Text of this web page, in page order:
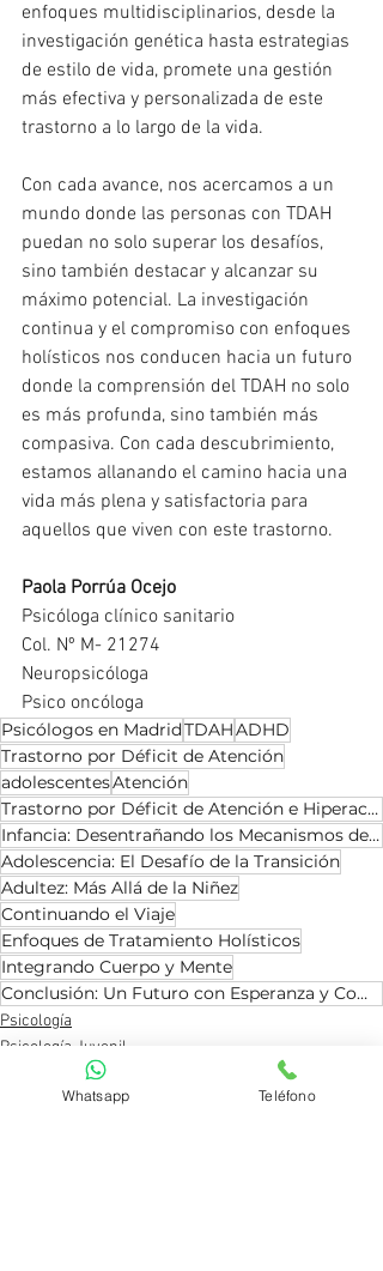
enfoques multidisciplinarios, desde la
investigación genética hasta estrategias
de estilo de vida, promete una gestión
más efectiva y personalizada de este
trastorno a lo largo de la vida.
Con cada avance, nos acercamos a un
mundo donde las personas con TDAH
puedan no solo superar los desafíos,
sino también destacar y alcanzar su
máximo potencial. La investigación
continua y el compromiso con enfoques
holísticos nos conducen hacia un futuro
donde la comprensión del TDAH no solo
es más profunda, sino también más
compasiva. Con cada descubrimiento,
estamos allanando el camino hacia una
vida más plena y satisfactoria para
aquellos que viven con este trastorno.
Paola Porrúa Ocejo
Psicóloga clínico sanitario
Col. Nº M- 21274
Neuropsicóloga
Psico oncóloga
Psicólogos en MadridTDAHADHD
Trastorno por Déficit de Atención
adolescentesAtención
Trastorno por Déficit de Atención e Hiperactividad
Infancia: Desentrañando los Mecanismos del TDAH
Adolescencia: El Desafío de la Transición
Adultez: Más Allá de la Niñez
Continuando el Viaje
Enfoques de Tratamiento Holísticos
Integrando Cuerpo y Mente
Conclusión: Un Futuro con Esperanza y Comprensión
Psicología
Psicología Juvenil
Psicología Adultos
Whatsapp Teléfono